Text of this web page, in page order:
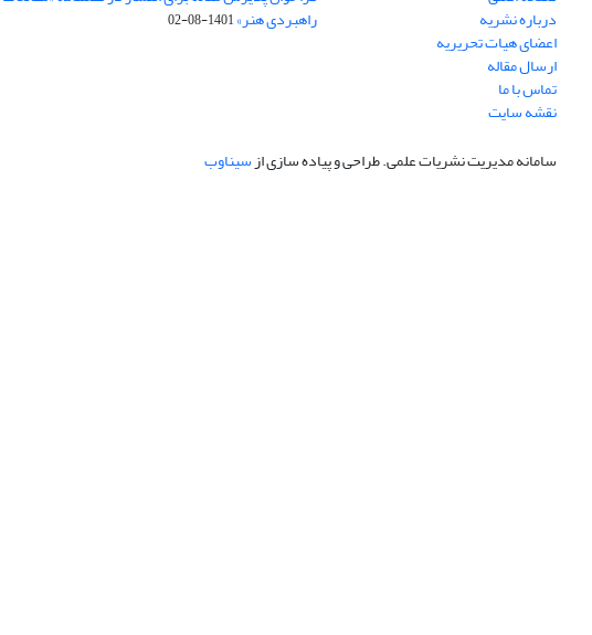
درباره نشریه
اعضای هیات تحریریه
ارسال مقاله
تماس با ما
نقشه سایت
راهبردی هنر»1401-08-02
سامانه مدیریت نشریات علمی.طراحی و پیاده سازی ازسیناوب